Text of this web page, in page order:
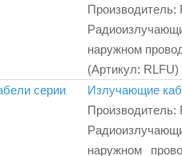
Производитель:
наружном
(Артикул: RLFU)
Излучающие
Производитель:
наружном